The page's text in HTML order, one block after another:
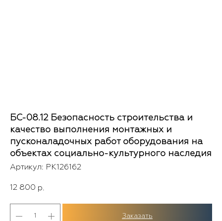
БС-08.12 Безопасность строительства и
качество выполнения монтажных и
пусконаладочных работ оборудования на
объектах социально-культурного наследия
Артикул: PK126162
12 800 р.
Заказать